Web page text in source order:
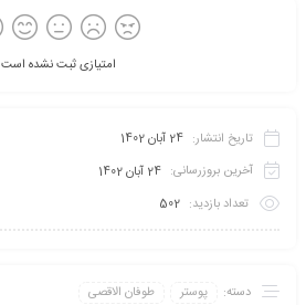
امتیازی ثبت نشده است
تاریخ انتشار: 24 آبان 1402
آخرین بروزرسانی: 24 آبان 1402
تعداد بازدید: 502
دسته: پوستر طوفان الاقصی